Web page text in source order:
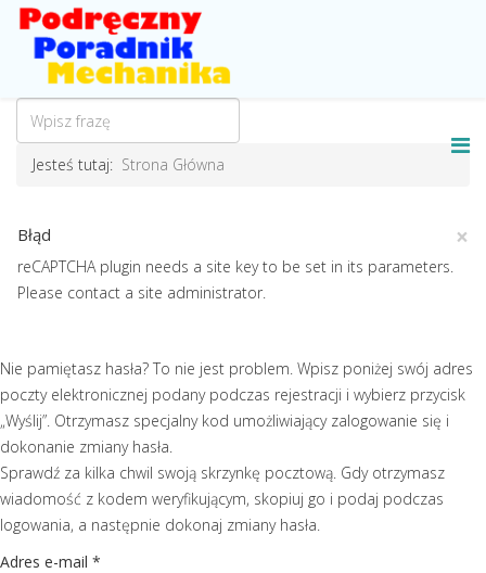
Jesteś tutaj: Strona Główna
×
Błąd
reCAPTCHA plugin needs a site key to be set in its parameters.
Please contact a site administrator.
Nie pamiętasz hasła? To nie jest problem. Wpisz poniżej swój adres
poczty elektronicznej podany podczas rejestracji i wybierz przycisk
„Wyślij”. Otrzymasz specjalny kod umożliwiający zalogowanie się i
dokonanie zmiany hasła.
Sprawdź za kilka chwil swoją skrzynkę pocztową. Gdy otrzymasz
wiadomość z kodem weryfikującym, skopiuj go i podaj podczas
logowania, a następnie dokonaj zmiany hasła.
Adres e-mail *